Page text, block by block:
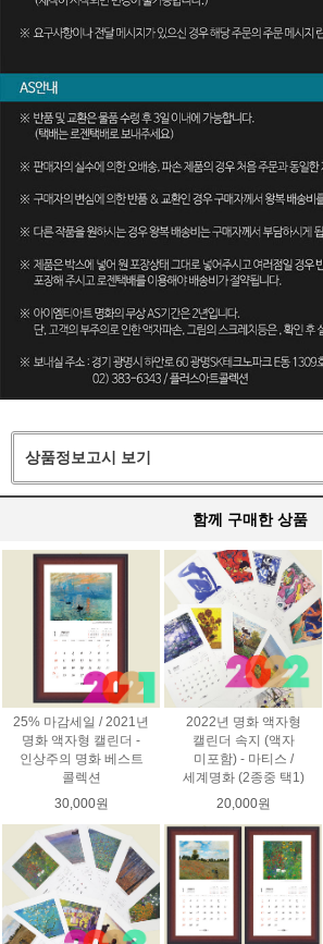
상품정보고시 보기
함께 구매한 상품
25% 마감세일 / 2021년
명화 액자형 캘린더 -
인상주의 명화 베스트
콜렉션
30,000원
2022년 명화 액자형
캘린더 속지 (액자
미포함) - 마티스 /
세계명화 (2종중 택1)
20,000원